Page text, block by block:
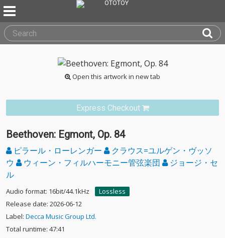
Open this artwork in new tab
Express Checkout
Beethoven: Egmont, Op. 84
ピラール・ローレンガー
クラウス=ユルゲン・ヴッソ
ウ
ウィーン・フィルハーモニー管弦楽団
ジョージ・セ
ル
Audio format: 16bit/44.1kHz
Lossless
Release date: 2026-06-12
Label: Decca Music Group Ltd.
Total runtime: 47:41